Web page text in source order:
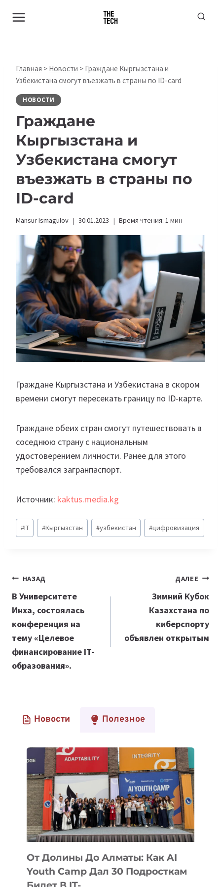
Главная > Новости > Граждане Кыргызстана и
Узбекистана смогут въезжать в страны по ID-card
НОВОСТИ
Граждане
Кыргызстана и
Узбекистана смогут
въезжать в страны по
ID-card
Mansur Ismagulov 30.01.2023 Время чтения: 1 мин
Граждане Кыргызстана и Узбекистана в скором
времени смогут пересекать границу по ID-карте.
Граждане обеих стран смогут путешествовать в
соседнюю страну с национальным
удостоверением личности. Ранее для этого
требовался загранпаспорт.
Источник: kaktus.media.kg
Метки
записи:
#IT #Кыргызстан #узбекистан #цифровизация
Навигация
по
записям
НАЗАД
В Университете
Инха, состоялась
конференция на
тему «Целевое
финансирование IT-
образования».
ДАЛЕЕ
Зимний Кубок
Казахстана по
киберспорту
объявлен открытым
Новости Полезное
От Долины До Алматы: Как AI
Youth Camp Дал 30 Подросткам